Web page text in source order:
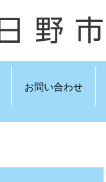
お問い合わせ